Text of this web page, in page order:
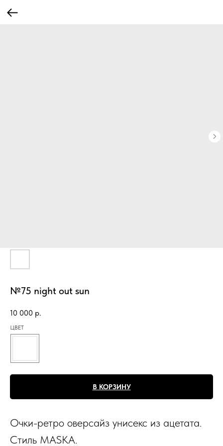
№75 night out sun
10 000 р.
ЦВЕТ
В КОРЗИНУ
Очки-ретро оверсайз унисекс из ацетата.
Стиль MASKA.